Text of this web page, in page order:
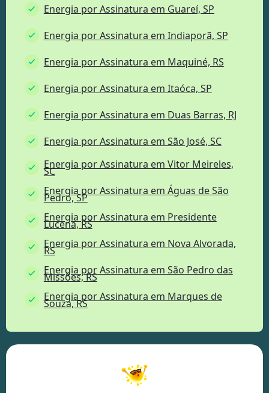
Energia por Assinatura em Guareí, SP
Energia por Assinatura em Indiaporã, SP
Energia por Assinatura em Maquiné, RS
Energia por Assinatura em Itaóca, SP
Energia por Assinatura em Duas Barras, RJ
Energia por Assinatura em São José, SC
Energia por Assinatura em Vitor Meireles,
SC
Energia por Assinatura em Águas de São
Pedro, SP
Energia por Assinatura em Presidente
Lucena, RS
Energia por Assinatura em Nova Alvorada,
RS
Energia por Assinatura em São Pedro das
Missões, RS
Energia por Assinatura em Marques de
Souza, RS